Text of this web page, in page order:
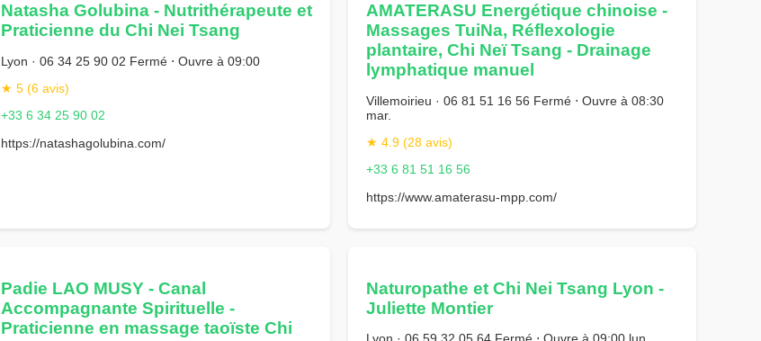
Natasha Golubina - Nutrithérapeute et
Praticienne du Chi Nei Tsang
Lyon · 06 34 25 90 02 Fermé ⋅ Ouvre à 09:00
★ 5 (6 avis)
+33 6 34 25 90 02
https://natashagolubina.com/
AMATERASU Energétique chinoise -
Massages TuiNa, Réflexologie
plantaire, Chi Neï Tsang - Drainage
lymphatique manuel
Villemoirieu · 06 81 51 16 56 Fermé ⋅ Ouvre à 08:30
mar.
★ 4.9 (28 avis)
+33 6 81 51 16 56
https://www.amaterasu-mpp.com/
Padie LAO MUSY - Canal
Accompagnante Spirituelle -
Praticienne en massage taoïste Chi
Naturopathe et Chi Nei Tsang Lyon -
Juliette Montier